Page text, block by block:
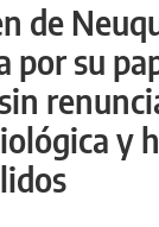
de
por su
y